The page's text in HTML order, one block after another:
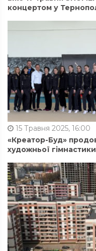
концертом у
15 Травня 2025, 16:00
«Креатор-Буд»
художньої гімнастики